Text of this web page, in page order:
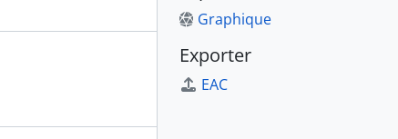
Graphique
Exporter
EAC